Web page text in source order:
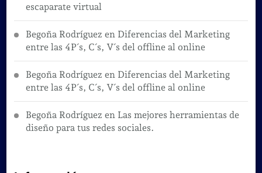
escaparate virtual
Begoña Rodríguez en Diferencias del Marketing
entre las 4P´s, C´s, V´s del offline al online
Begoña Rodríguez en Diferencias del Marketing
entre las 4P´s, C´s, V´s del offline al online
Begoña Rodríguez en Las mejores herramientas de
diseño para tus redes sociales.